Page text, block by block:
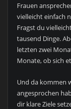
Frauen
vielleicht einfach
Fragst du
tausend Dinge.
letzten zwei
Monate, ob sich
Und da kommen
angesprochen
dir klare Ziele